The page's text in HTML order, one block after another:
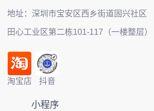
地址：深圳市宝安区西乡街道固兴社区
田心工业区第二栋101-117（一楼整层）
淘宝店 抖音
小程序